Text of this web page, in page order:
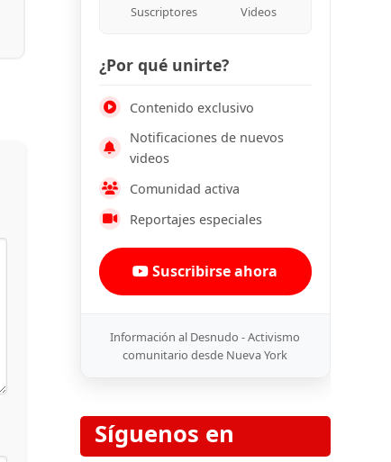
Suscriptores Videos
¿Por qué unirte?
Contenido exclusivo
Notificaciones de nuevos
videos
Comunidad activa
Reportajes especiales
Suscribirse ahora
Información al Desnudo - Activismo
comunitario desde Nueva York
Síguenos en